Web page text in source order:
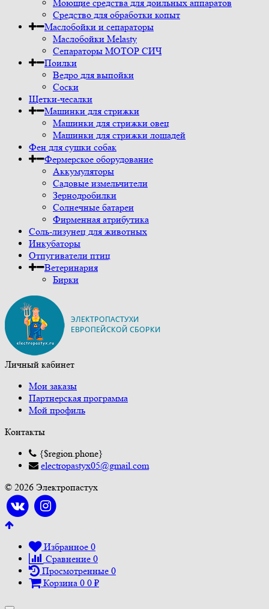
Моющие средства для доильных аппаратов
Средство для обработки копыт
Маслобойки и сепараторы
Маслобойки Melasty
Сепараторы МОТОР СИЧ
Поилки
Ведро для выпойки
Соски
Щетки-чесалки
Машинки для стрижки
Машинки для стрижки овец
Машинки для стрижки лошадей
Фен для сушки собак
Фермерское оборудование
Аккумуляторы
Садовые измельчители
Зернодробилки
Солнечные батареи
Фирменная атрибутика
Соль-лизунец для животных
Инкубаторы
Отпугиватели птиц
Ветеринария
Бирки
Личный кабинет
Мои заказы
Партнерская программа
Мой профиль
Контакты
{$region.phone}
electropastyx05@gmail.com
© 2026 Электропастух
Избранное 0
Сравнение 0
Просмотренные 0
Корзина 0 0 ₽